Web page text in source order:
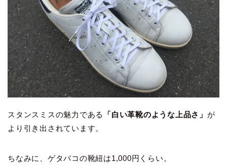
スタンスミスの魅力である 「白い革靴のような上品さ」 が
より引き出されています。
ちなみに、ゲタバコの靴紐は1,000円くらい。